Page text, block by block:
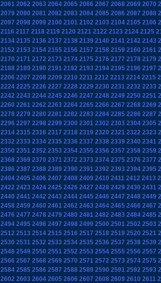
2061 2062 2063 2064 2065 2066 2067 2068 2069 2070
2079 2080 2081 2082 2083 2084 2085 2086 2087 2088
2097 2098 2099 2100 2101 2102 2103 2104 2105 2106
2116 2117 2118 2119 2120 2121 2122 2123 2124 2125
2134 2135 2136 2137 2138 2139 2140 2141 2142 2143
2152 2153 2154 2155 2156 2157 2158 2159 2160 2161
2170 2171 2172 2173 2174 2175 2176 2177 2178 2179
2188 2189 2190 2191 2192 2193 2194 2195 2196 2197
2206 2207 2208 2209 2210 2211 2212 2213 2214 2215
2224 2225 2226 2227 2228 2229 2230 2231 2232 2233
2242 2243 2244 2245 2246 2247 2248 2249 2250 2251
2260 2261 2262 2263 2264 2265 2266 2267 2268 2269
2278 2279 2280 2281 2282 2283 2284 2285 2286 2287
2296 2297 2298 2299 2300 2301 2302 2303 2304 2305
2314 2315 2316 2317 2318 2319 2320 2321 2322 2323
2332 2333 2334 2335 2336 2337 2338 2339 2340 2341
2350 2351 2352 2353 2354 2355 2356 2357 2358 2359
2368 2369 2370 2371 2372 2373 2374 2375 2376 2377
2386 2387 2388 2389 2390 2391 2392 2393 2394 2395
2404 2405 2406 2407 2408 2409 2410 2411 2412 2413
2422 2423 2424 2425 2426 2427 2428 2429 2430 2431
2440 2441 2442 2443 2444 2445 2446 2447 2448 2449
2458 2459 2460 2461 2462 2463 2464 2465 2466 2467
2476 2477 2478 2479 2480 2481 2482 2483 2484 2485
2494 2495 2496 2497 2498 2499 2500 2501 2502 2503
2512 2513 2514 2515 2516 2517 2518 2519 2520 2521
2530 2531 2532 2533 2534 2535 2536 2537 2538 2539
2548 2549 2550 2551 2552 2553 2554 2555 2556 2557
2566 2567 2568 2569 2570 2571 2572 2573 2574 2575
2584 2585 2586 2587 2588 2589 2590 2591 2592 2593
2602 2603 2604 2605 2606 2607 2608 2609 2610 2611